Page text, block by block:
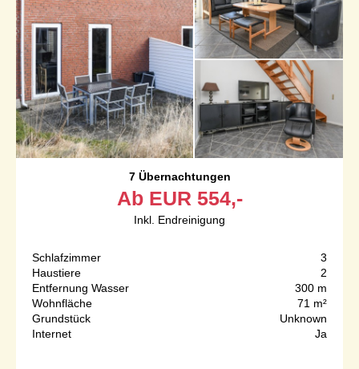
7 Übernachtungen
Ab EUR 554,-
Inkl. Endreinigung
Schlafzimmer
3
Haustiere
2
Entfernung Wasser
300 m
Wohnfläche
71 m²
Grundstück
Unknown
Internet
Ja